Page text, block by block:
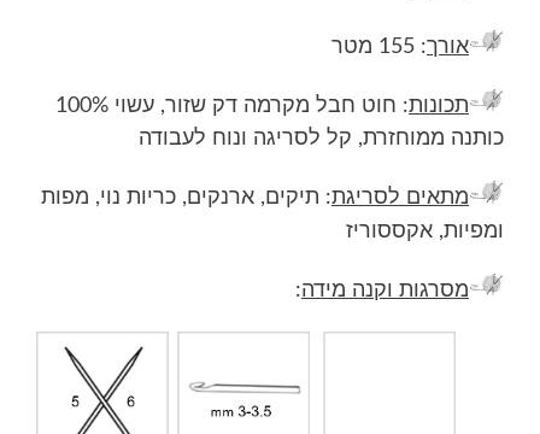
אורך: 155 מטר
תכונות
: חוט חבל מקרמה דק שזור, עשוי 100%
כותנה ממוחזרת, קל לסריגה ונוח לעבודה
מתאים לסריגת: תיקים, ארנקים, כריות נוי, מפות
ומפיות, אקססוריז
מסרגות וקנה מידה: